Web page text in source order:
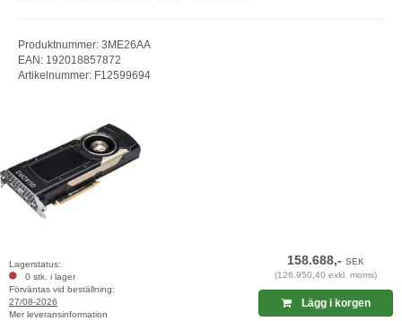
Produktnummer: 3ME26AA
EAN: 192018857872
Artikelnummer: F12599694
Lagerstatus:
0 stk. i lager
Förväntas vid beställning:
27/08-2026
Mer leveransinformation
158.688,-SEK
(126.950,40 exkl. moms)
Lägg i korgen